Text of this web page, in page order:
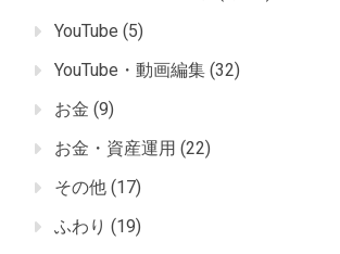
YouTube (5)
YouTube・動画編集 (32)
お金 (9)
お金・資産運用 (22)
その他 (17)
ふわり (19)